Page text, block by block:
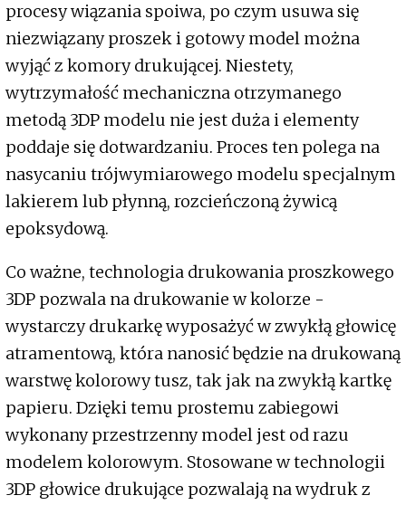
procesy wiązania spoiwa, po czym usuwa się
niezwiązany proszek i gotowy model można
wyjąć z komory drukującej. Niestety,
wytrzymałość mechaniczna otrzymanego
metodą 3DP modelu nie jest duża i elementy
poddaje się dotwardzaniu. Proces ten polega na
nasycaniu trójwymiarowego modelu specjalnym
lakierem lub płynną, rozcieńczoną żywicą
epoksydową.
Co ważne, technologia drukowania proszkowego
3DP pozwala na drukowanie w kolorze -
wystarczy drukarkę wyposażyć w zwykłą głowicę
atramentową, która nanosić będzie na drukowaną
warstwę kolorowy tusz, tak jak na zwykłą kartkę
papieru. Dzięki temu prostemu zabiegowi
wykonany przestrzenny model jest od razu
modelem kolorowym. Stosowane w technologii
3DP głowice drukujące pozwalają na wydruk z